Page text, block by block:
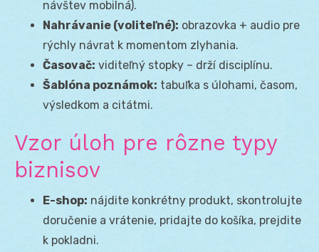
návštev mobilná).
Nahrávanie (voliteľné): obrazovka + audio pre
rýchly návrat k momentom zlyhania.
Časovač: viditeľný stopky – drží disciplínu.
Šablóna poznámok: tabuľka s úlohami, časom,
výsledkom a citátmi.
Vzor úloh pre rôzne typy
biznisov
E-shop: nájdite konkrétny produkt, skontrolujte
doručenie a vrátenie, pridajte do košíka, prejdite
k pokladni.